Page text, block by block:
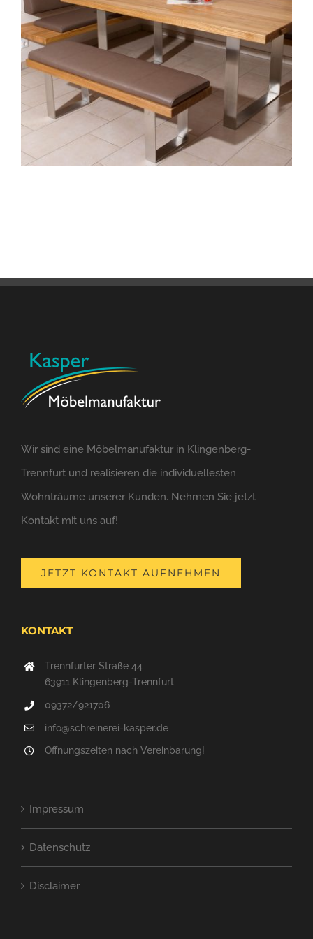
Wir sind eine Möbelmanufaktur in Klingenberg-
Trennfurt und realisieren die individuellesten
Wohnträume unserer Kunden. Nehmen Sie jetzt
Kontakt mit uns auf!
JETZT KONTAKT AUFNEHMEN
KONTAKT
Trennfurter Straße 44
63911 Klingenberg-Trennfurt
09372/921706
info@schreinerei-kasper.de
Öffnungszeiten nach Vereinbarung!
Impressum
Datenschutz
Disclaimer